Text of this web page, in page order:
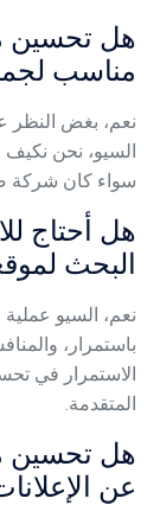
هل تحسين
مناسب
نعم، بغض النظر
السيو، نحن نكيف
سواء كان شركة
هل أحتاج
البحث
نعم، السيو
باستمرار،
الاستمرار في
المتقدمة.
هل تحسين
عن